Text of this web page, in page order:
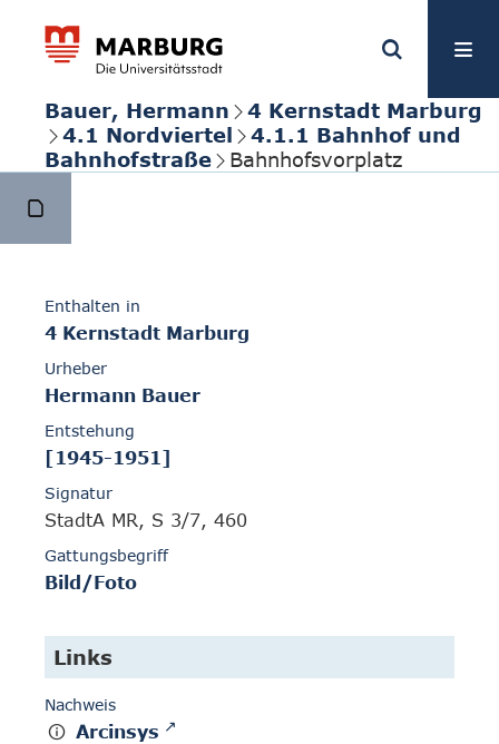
Bauer, Hermann
4 Kernstadt Marburg
4.1 Nordviertel
4.1.1 Bahnhof und
Bahnhofstraße
Bahnhofsvorplatz
Enthalten in
4 Kernstadt Marburg
Urheber
Hermann Bauer
Entstehung
[1945-1951]
Signatur
StadtA MR, S 3/7, 460
Gattungsbegriff
Bild/Foto
Links
Nachweis
Arcinsys